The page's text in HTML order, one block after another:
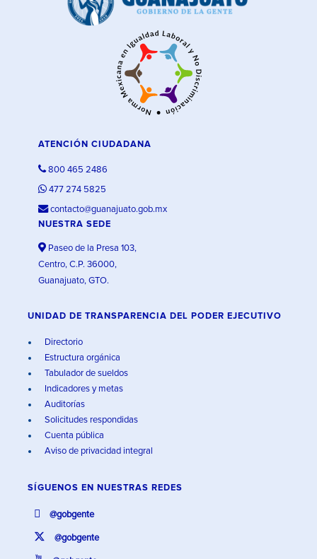
ATENCIÓN CIUDADANA
800 465 2486
477 274 5825
contacto@guanajuato.gob.mx
NUESTRA SEDE
Paseo de la Presa 103,
Centro, C.P. 36000,
Guanajuato, GTO.
UNIDAD DE TRANSPARENCIA DEL PODER EJECUTIVO
Directorio
Estructura orgánica
Tabulador de sueldos
Indicadores y metas
Auditorías
Solicitudes respondidas
Cuenta pública
Aviso de privacidad integral
SÍGUENOS EN NUESTRAS REDES
@gobgente
@gobgente